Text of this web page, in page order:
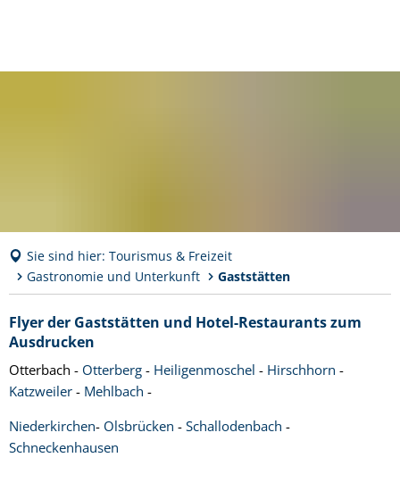
Sie sind hier: Tourismus & Freizeit
Gastronomie und Unterkunft
Gaststätten
Gaststätten
Flyer der Gaststätten und Hotel-Restaurants zum
Ausdrucken
Otterbach - Otterberg - Heiligenmoschel - Hirschhorn -
Katzweiler - Mehlbach -
Niederkirchen- Olsbrücken - Schallodenbach -
Schneckenhausen